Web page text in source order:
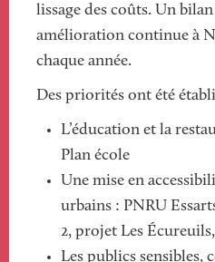
lissage des coûts. Un
amélioration continue à
chaque année.
Des priorités ont été
L’éducation et la
Plan école
Une mise en
urbains : PNRU
2, projet Les
Les publics sensibles,